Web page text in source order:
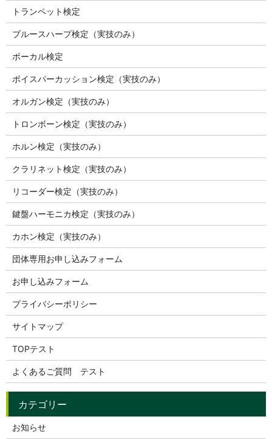
トランペット検定
ブルースハープ検定（実技のみ）
ボーカル検定
ボイスパーカッション検定（実技のみ）
オルガン検定（実技のみ）
トロンボーン検定（実技のみ）
ホルン検定（実技のみ）
クラリネット検定（実技のみ）
リコーダー検定（実技のみ）
鍵盤ハーモニカ検定（実技のみ）
カホン検定（実技のみ）
団体専用お申し込みフォーム
お申し込みフォーム
プライバシーポリシー
サイトマップ
TOPテスト
よくあるご質問 テスト
お知らせ